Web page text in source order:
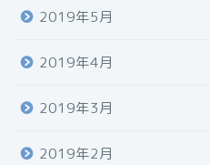
2019年5月
2019年4月
2019年3月
2019年2月